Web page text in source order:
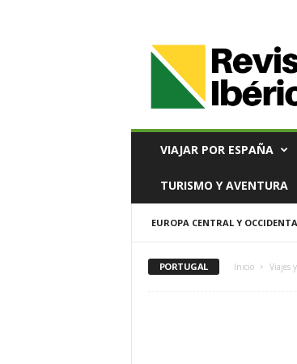
m
VIAJAR POR ESPAÑA
TURISMO Y AVENTURA
EUROPA CENTRAL Y
PORTUGAL Inicio Viajes